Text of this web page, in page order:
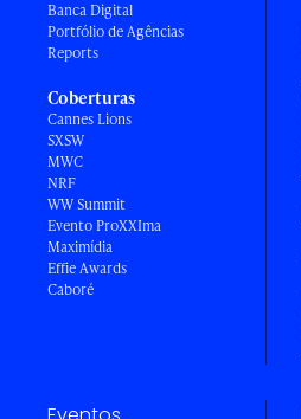
Banca Digital
Portfólio de Agências
Reports
Coberturas
Cannes Lions
SXSW
MWC
NRF
WW Summit
Evento ProXXIma
Maximídia
Effie Awards
Caboré